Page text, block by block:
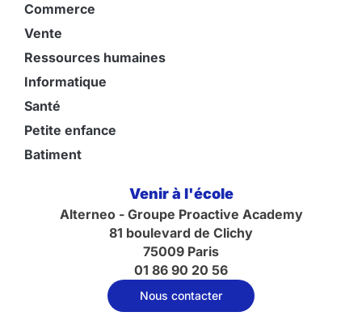
Commerce
Vente
Ressources humaines
Informatique
Santé
Petite enfance
Batiment
Venir à l'école
Alterneo - Groupe Proactive Academy
81 boulevard de Clichy
75009 Paris
01 86 90 20 56
Nous contacter